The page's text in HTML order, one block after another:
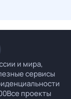
и мира,
сервисы
Все проекты